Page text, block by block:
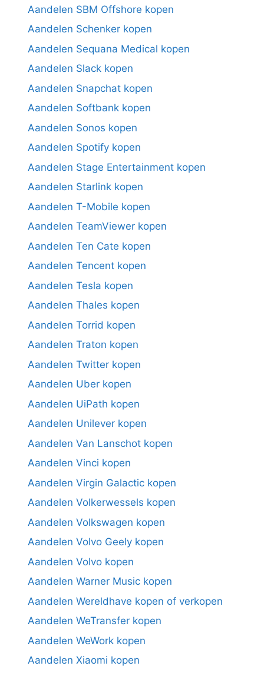
Aandelen SBM Offshore kopen
Aandelen Schenker kopen
Aandelen Sequana Medical kopen
Aandelen Slack kopen
Aandelen Snapchat kopen
Aandelen Softbank kopen
Aandelen Sonos kopen
Aandelen Spotify kopen
Aandelen Stage Entertainment kopen
Aandelen Starlink kopen
Aandelen T-Mobile kopen
Aandelen TeamViewer kopen
Aandelen Ten Cate kopen
Aandelen Tencent kopen
Aandelen Tesla kopen
Aandelen Thales kopen
Aandelen Torrid kopen
Aandelen Traton kopen
Aandelen Twitter kopen
Aandelen Uber kopen
Aandelen UiPath kopen
Aandelen Unilever kopen
Aandelen Van Lanschot kopen
Aandelen Vinci kopen
Aandelen Virgin Galactic kopen
Aandelen Volkerwessels kopen
Aandelen Volkswagen kopen
Aandelen Volvo Geely kopen
Aandelen Volvo kopen
Aandelen Warner Music kopen
Aandelen Wereldhave kopen of verkopen
Aandelen WeTransfer kopen
Aandelen WeWork kopen
Aandelen Xiaomi kopen